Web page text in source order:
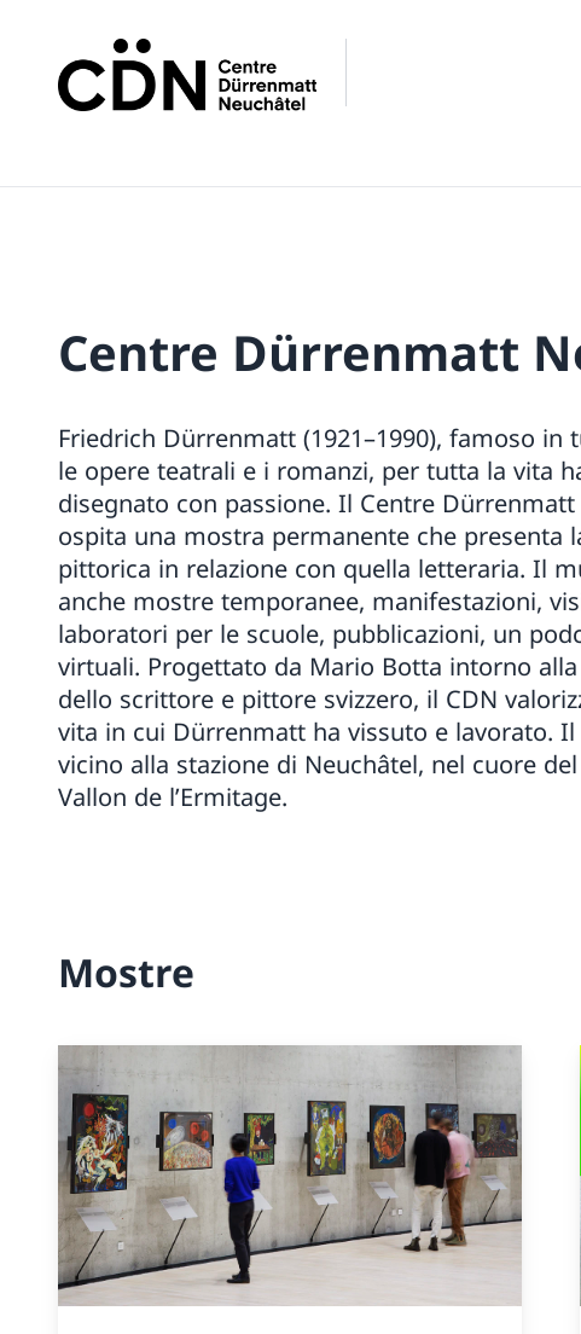
Centre Dürrenmatt
Friedrich Dürrenmatt (1921–1990), famoso
le opere teatrali e i romanzi, per tutta la vita
disegnato con passione. Il Centre Dürrenmatt
ospita una mostra permanente che presenta
pittorica in relazione con quella letteraria. Il
anche mostre temporanee, manifestazioni,
laboratori per le scuole, pubblicazioni, un
virtuali. Progettato da Mario Botta intorno alla
dello scrittore e pittore svizzero, il CDN
vita in cui Dürrenmatt ha vissuto e lavorato. Il
vicino alla stazione di Neuchâtel, nel cuore
Vallon de l’Ermitage.
Mostre